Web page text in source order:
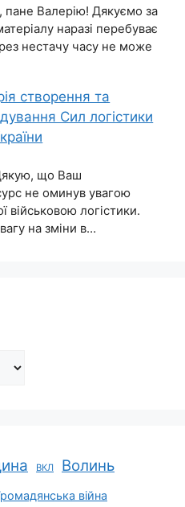
пане Валерію! Дякуємо за
наразі перебуває
нестачу часу не може
створення та
Сил логістики
що Ваш
не оминув увагою
військовою логістики.
на зміни в…
ВКЛ Волинь
війна